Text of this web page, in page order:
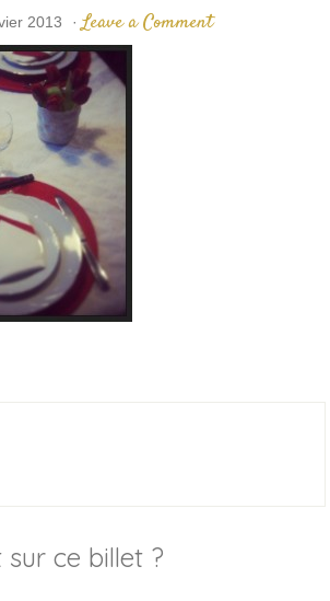
2013 · Leave a Comment
ce billet ?